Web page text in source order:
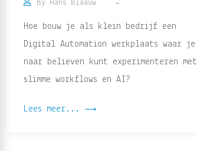
By Hans Blaauw
Hoe bouw je als klein bedrijf een
Digital Automation werkplaats waar je
naar believen kunt experimenteren met
slimme workflows en AI?
Lees meer...